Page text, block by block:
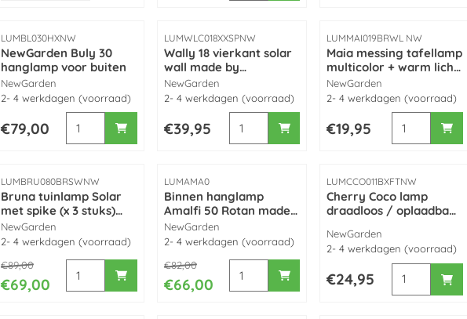
Artikelnummer
LUMBL030HXNW
NewGarden Buly 30
hanglamp voor buiten
Merk:
NewGarden
2- 4 werkdagen (voorraad)
Prijs: 79,00
€79,00 Aantal kiezen voor NewGarden Buly 30 hanglamp voor buiten
Artikelnummer
LUMWLC018XXSPNW
Wally 18 vierkant solar
wall made by
NewGarden
Merk:
NewGarden
2- 4 werkdagen (voorraad)
Prijs: 39,95
€39,95 Aantal kiezen voor Wally 18 vierkant solar
Artikelnummer
LUMMAI019BRWL NW
Maia messing tafellamp
multicolor + warm licht
| Rechargeable battery
Indoor & outdoor use |
made by NewGarden
Merk:
NewGarden
2- 4 werkdagen (voorraad)
Prijs: 19,95
€19,95 Aantal
Artikelnummer
LUMBRU080BRSWNW
Bruna tuinlamp Solar
met spike (x 3 stuks)
made by NewGarden
Merk:
NewGarden
2- 4 werkdagen (voorraad)
Van 89,00 voor 69,00
€89,00
€69,00
Aantal kiezen voor Bruna tuinlamp Solar met spike (x 3 stuks) made by
Artikelnummer
LUMAMA0
Binnen hanglamp
Amalfi 50 Rotan made
by NewGarden
Merk:
NewGarden
2- 4 werkdagen (voorraad)
Van 82,00 voor 66,00
€82,00
€66,00
Aantal kiezen voor Binnen hanglamp
Artikelnummer
LUMCCO011BXFTNW
Cherry Coco lamp
draadloos / oplaadbaar
met afstandsbediening
made by NewGarden
Merk:
NewGarden
2- 4 werkdagen (voorraad)
Prijs: 24,95
€24,95 Aantal